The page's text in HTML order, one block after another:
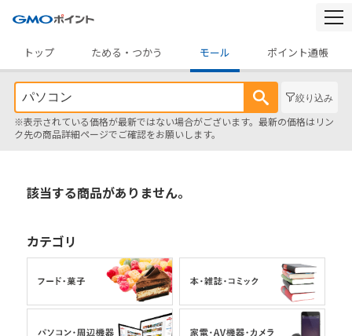
トップ
ためる・つかう モール ポイント通帳
絞り込み
※表示されている価格が最新ではない場合がございます。最新の価格はリン
ク先の商品詳細ページでご確認をお願いします。
該当する商品がありません。
カテゴリ